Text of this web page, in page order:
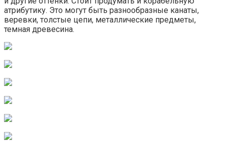
атрибутику. Это могут быть разнообразные канаты,
веревки, толстые цепи, металлические предметы,
темная древесина.